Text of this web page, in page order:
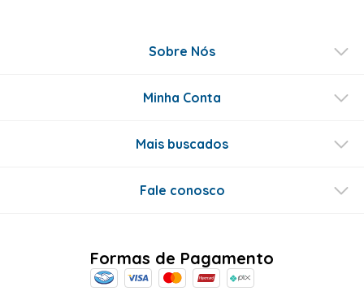
Sobre Nós
Minha Conta
Mais buscados
Fale conosco
Formas de Pagamento